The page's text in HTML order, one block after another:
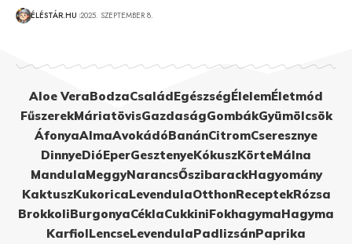
ÉLÉSTÁR.HU 2025. SZEPTEMBER 8.
Aloe VeraBodzaCsaládEgészségÉlelemÉletmód
FűszerekMáriatövisGazdaságGombákGyümölcsök
ÁfonyaAlmaAvokádóBanánCitromCseresznye
DinnyeDióEperGesztenyeKókuszKörteMálna
MandulaMeggyNarancsŐszibarackHagyomány
KaktuszKukoricaLevendulaOtthonReceptekRózsa
BrokkoliBurgonyaCéklaCukkiniFokhagymaHagyma
KarfiolLencseLevendulaPadlizsánPaprika